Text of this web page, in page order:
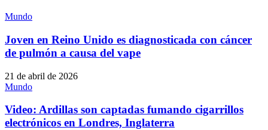
Mundo
Joven en Reino Unido es diagnosticada con cáncer
de pulmón a causa del vape
21 de abril de 2026
Mundo
Video: Ardillas son captadas fumando cigarrillos
electrónicos en Londres, Inglaterra